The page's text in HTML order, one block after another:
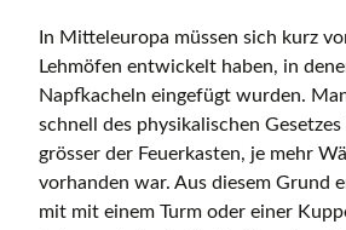
In Mitteleuropa müssen sich kurz
Lehmöfen entwickelt haben, in
Napfkacheln eingefügt wurden.
schnell des physikalischen
grösser der Feuerkasten, je mehr
vorhanden war. Aus diesem Grund
mit mit einem Turm oder einer